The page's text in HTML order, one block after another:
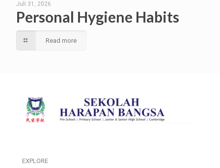
Juli 31, 2026
Personal Hygiene Habits
Read more
EXPLORE